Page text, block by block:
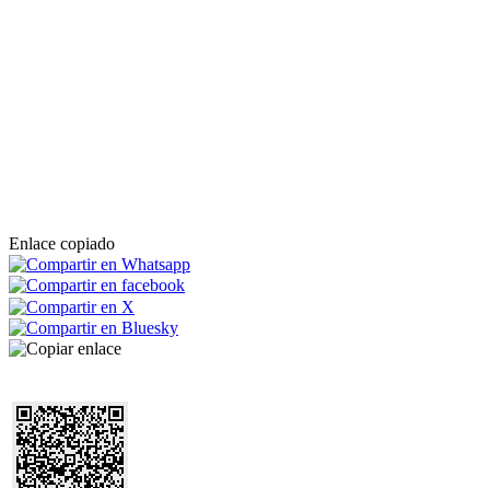
Enlace copiado